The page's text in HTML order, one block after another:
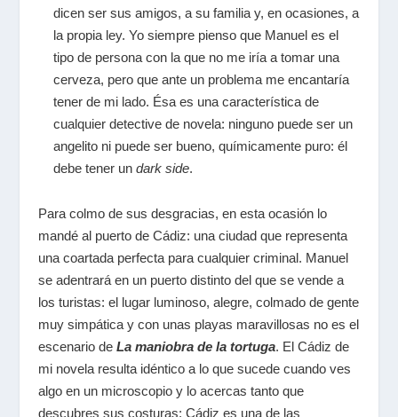
dicen ser sus amigos, a su familia y, en ocasiones, a
la propia ley. Yo siempre pienso que Manuel es el
tipo de persona con la que no me iría a tomar una
cerveza, pero que ante un problema me encantaría
tener de mi lado. Ésa es una característica de
cualquier detective de novela: ninguno puede ser un
angelito ni puede ser bueno, químicamente puro: él
debe tener un dark side.
Para colmo de sus desgracias, en esta ocasión lo
mandé al puerto de Cádiz: una ciudad que representa
una coartada perfecta para cualquier criminal. Manuel
se adentrará en un puerto distinto del que se vende a
los turistas: el lugar luminoso, alegre, colmado de gente
muy simpática y con unas playas maravillosas no es el
escenario de La maniobra de la tortuga. El Cádiz de
mi novela resulta idéntico a lo que sucede cuando ves
algo en un microscopio y lo acercas tanto que
descubres sus costuras: Cádiz es una de las